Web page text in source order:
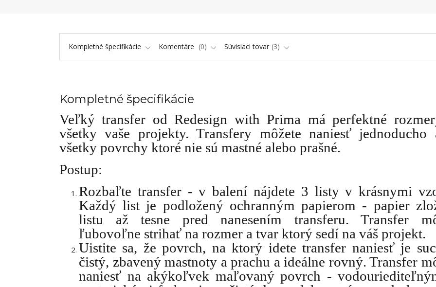
Kompletné špecifikácie Komentáre 0 Súvisiaci tovar 3
Kompletné špecifikácie
Veľký transfer od Redesign with Prima má perfektné
všetky vaše projekty. Transfery môžete naniesť jednoducho
všetky povrchy ktoré nie sú mastné alebo prašné.
Postup:
Rozbaľte transfer - v balení nájdete 3 listy v krásnymi
Každý list je podložený ochranným papierom - papier
listu až tesne pred nanesením transferu. Transfer
ľubovoľne strihať na rozmer a tvar ktorý sedí na váš projekt.
Uistite sa, že povrch, na ktorý idete transfer naniesť je
čistý, zbavený mastnoty a prachu a ideálne rovný. Transfer
naniesť na akýkoľvek maľovaný povrch -